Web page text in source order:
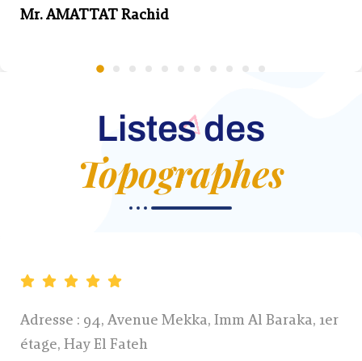
Mr. AMATTAT Rachid
Listes des
Topographes
Adresse : 94, Avenue Mekka, Imm Al Baraka, 1er
étage, Hay El Fateh